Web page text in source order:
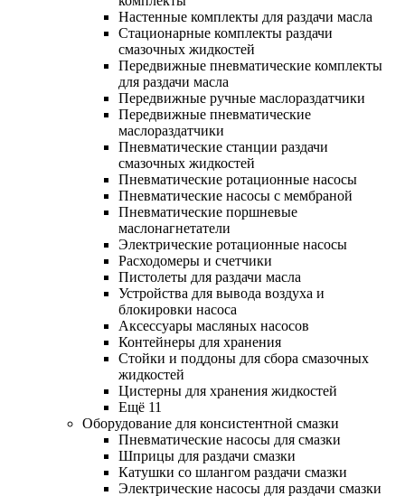
Настенные комплекты для раздачи масла
Стационарные комплекты раздачи
смазочных жидкостей
Передвижные пневматические комплекты
для раздачи масла
Передвижные ручные маслораздатчики
Передвижные пневматические
маслораздатчики
Пневматические станции раздачи
смазочных жидкостей
Пневматические ротационные насосы
Пневматические насосы с мембраной
Пневматические поршневые
маслонагнетатели
Электрические ротационные насосы
Расходомеры и счетчики
Пистолеты для раздачи масла
Устройства для вывода воздуха и
блокировки насоса
Аксессуары масляных насосов
Контейнеры для хранения
Стойки и поддоны для сбора смазочных
жидкостей
Цистерны для хранения жидкостей
Ещё 11
Оборудование для консистентной смазки
Пневматические насосы для смазки
Шприцы для раздачи смазки
Катушки со шлангом раздачи смазки
Электрические насосы для раздачи смазки